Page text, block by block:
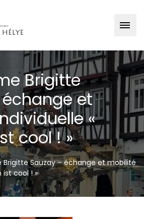
Brigitte
et
«
cool ! »
Brigitte Sauzay – échange et mobilité
ist cool ! »